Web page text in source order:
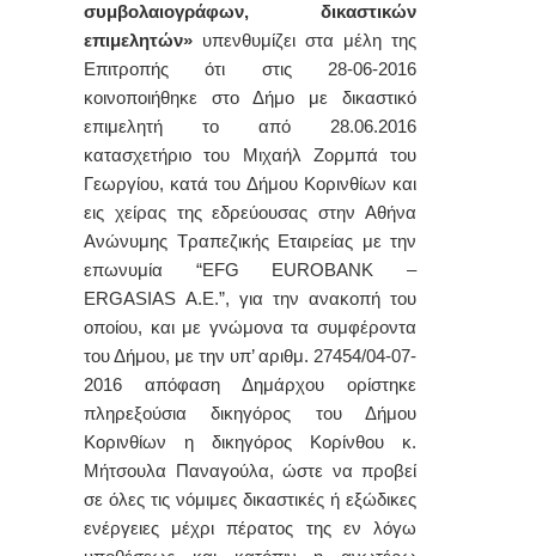
συμβολαιογράφων, δικαστικών
επιμελητών» υπενθυμίζει στα μέλη της
Επιτροπής ότι στις 28-06-2016
κοινοποιήθηκε στο Δήμο με δικαστικό
επιμελητή το από 28.06.2016
κατασχετήριο του Μιχαήλ Ζορμπά του
Γεωργίου, κατά του Δήμου Κορινθίων και
εις χείρας της εδρεύουσας στην Αθήνα
Ανώνυμης Τραπεζικής Εταιρείας με την
επωνυμία “EFG EUROBANK –
ERGASIAS A.E.”, για την ανακοπή του
οποίου, και με γνώμονα τα συμφέροντα
του Δήμου, με την υπ’ αριθμ. 27454/04-07-
2016 απόφαση Δημάρχου ορίστηκε
πληρεξούσια δικηγόρος του Δήμου
Κορινθίων η δικηγόρος Κορίνθου κ.
Μήτσουλα Παναγούλα, ώστε να προβεί
σε όλες τις νόμιμες δικαστικές ή εξώδικες
ενέργειες μέχρι πέρατος της εν λόγω